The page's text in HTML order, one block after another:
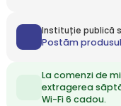
Instituție publică
Postăm
La comenzi de
extragerea
Wi-Fi 6 cadou.